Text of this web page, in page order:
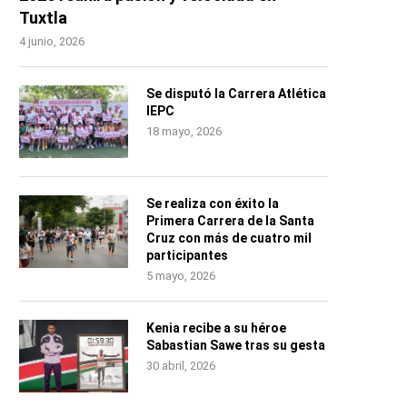
Tuxtla
4 junio, 2026
Se disputó la Carrera Atlética
IEPC
18 mayo, 2026
Se realiza con éxito la
Primera Carrera de la Santa
Cruz con más de cuatro mil
participantes
5 mayo, 2026
Kenia recibe a su héroe
Sabastian Sawe tras su gesta
30 abril, 2026